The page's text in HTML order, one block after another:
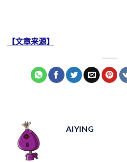
【文章来源】
AIYING